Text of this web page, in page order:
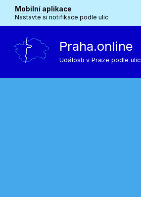
Mobilní aplikace
Nastavte si notifikace podle ulic
Praha.online
Události v Praze podle ulic